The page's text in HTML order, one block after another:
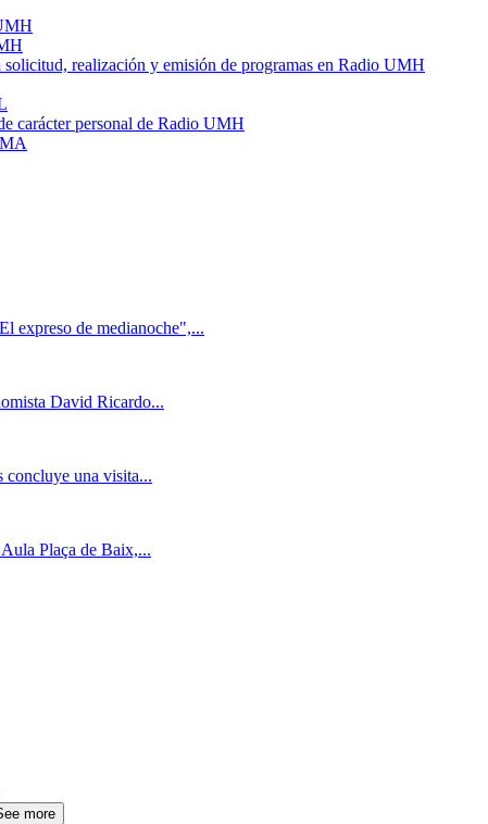
solicitud, realización y emisión de programas en Radio UMH
carácter personal de Radio UMH
expreso de medianoche",...
David Ricardo...
concluye una visita...
Plaça de Baix,...
more